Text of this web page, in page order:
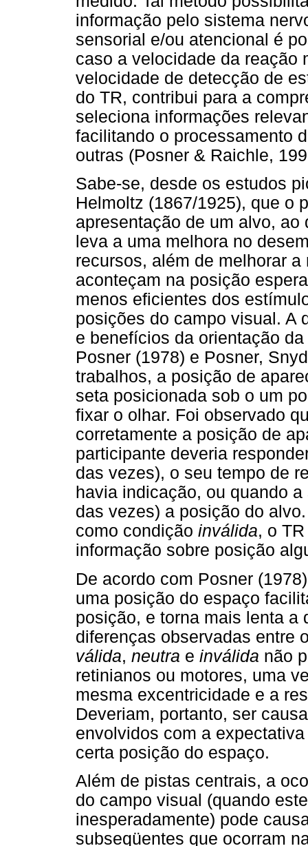
informação pelo sistema
sensorial e/ou atencional é
caso a velocidade da reação
velocidade de detecção de
do TR, contribui para a
seleciona informações
facilitando o processamento
outras (Posner & Raichle,
Sabe-se, desde os estudos
Helmoltz (1867/1925), que o
apresentação de um alvo,
leva a uma melhora no
recursos, além de melhorar
aconteçam na posição
menos eficientes dos
posições do campo visual. A
e benefícios da orientação
Posner (1978) e Posner,
trabalhos, a posição de
seta posicionada sob o um
fixar o olhar. Foi observado
corretamente a posição de
participante deveria
das vezes), o seu tempo de
havia indicação, ou quando
das vezes) a posição do
como condição inválida, o
informação sobre posição
De acordo com Posner
uma posição do espaço
posição, e torna mais lenta a
diferenças observadas entre
válida, neutra e inválida não
retinianos ou motores, uma
mesma excentricidade e a
Deveriam, portanto, ser
envolvidos com a
certa posição do espaço.
Além de pistas centrais, a
do campo visual (quando
inesperadamente) pode
subseqüentes que ocorram